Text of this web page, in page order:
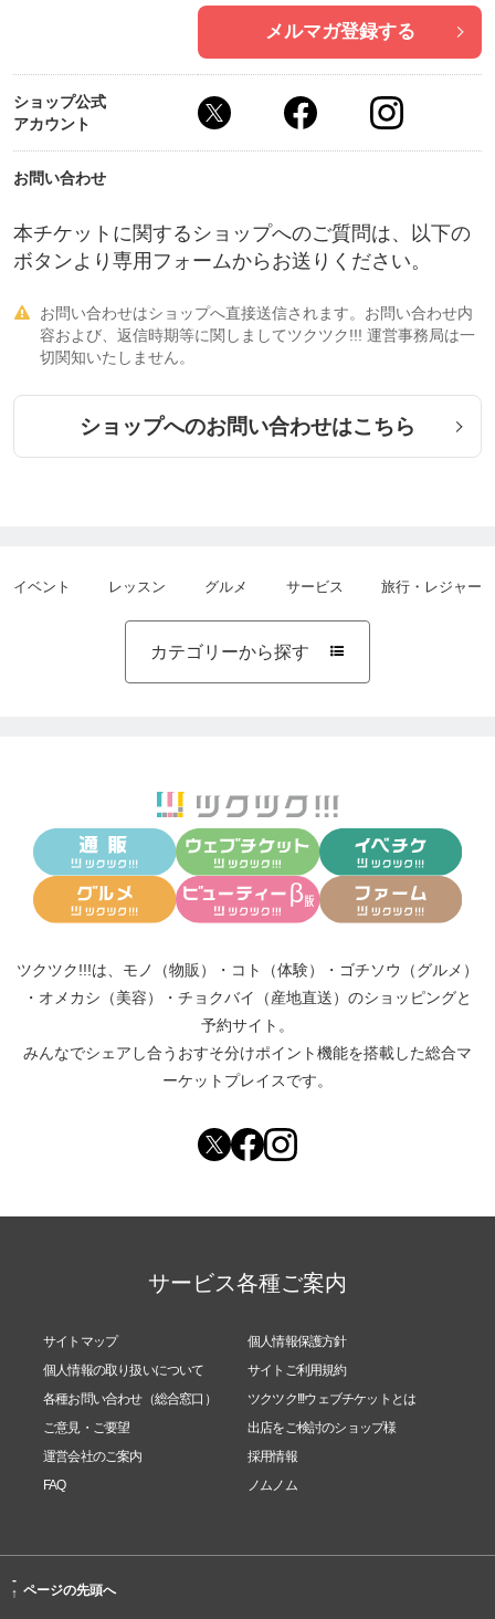
https://tsuku2.jp/hbmjapan
⭕️ 大阪セレクトショップ・アトリエ ゼロ☆プラス
忙しい私へ贈る、優しい一口。全国の美味しい“お取
り寄せ癒やし食”
https://tsuku2.jp/zeroplus
⭕️水素サプリと藍染の店 カムカム
健康ならば笑顔で居られる。健康第一、人生は楽し
https://tsuku2.jp/camcam
元大手食品会社商品開発担当者が運営する専門の視
点とユーザーの声をつなぐ
https://tsuku2.jp/maruyama
メルマガ登録する
ショップ公式
アカウント
お問い合わせ
本チケットに関するショップへのご質問は、以下の
ボタンより専用フォームからお送りください。

お問い合わせはショップへ直接送信されます。お問い合わせ内
容および、返信時期等に関しましてツクツク!!! 運営事務局は一
切関知いたしません。
ショップへのお問い合わせはこちら
イベント レッスン グルメ サービス 旅行・レジャー
カテゴリーから探す 
ツクツク!!!は、 モノ（物販） ・ コト（体験） ・ ゴチソウ（グルメ）
・ オメカシ（美容） ・ チョクバイ（産地直送） のショッピングと
予約サイト。
みんなでシェアし合う おすそ分けポイント機能を搭載した総合マ
ーケットプレイスです。
サービス各種ご案内
サイトマップ
個人情報保護方針
個人情報の取り扱いについて
サイトご利用規約
各種お問い合わせ（総合窓口）
ツクツク!!!ウェブチケットとは
ご意見・ご要望
出店をご検討のショップ様
運営会社のご案内
採用情報
FAQ
ノムノム
-
↑ ページの先頭へ